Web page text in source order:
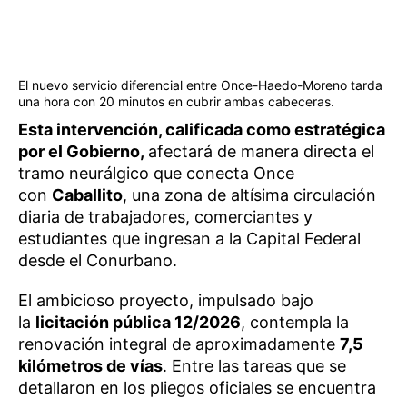
El nuevo servicio diferencial entre Once-Haedo-Moreno tarda
una hora con 20 minutos en cubrir ambas cabeceras.
Esta intervención, calificada como estratégica
por el Gobierno, afectará de manera directa el
tramo neurálgico que conecta Once
con Caballito, una zona de altísima circulación
diaria de trabajadores, comerciantes y
estudiantes que ingresan a la Capital Federal
desde el Conurbano.
El ambicioso proyecto, impulsado bajo
la licitación pública 12/2026, contempla la
renovación integral de aproximadamente 7,5
kilómetros de vías. Entre las tareas que se
detallaron en los pliegos oficiales se encuentra